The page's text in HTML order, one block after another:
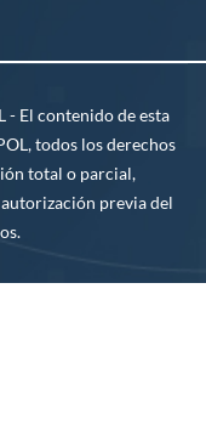
- El contenido de esta
todos los derechos
total o parcial,
previa del